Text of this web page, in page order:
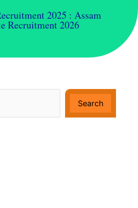
2025 : Assam
Recruitment 2026
Search